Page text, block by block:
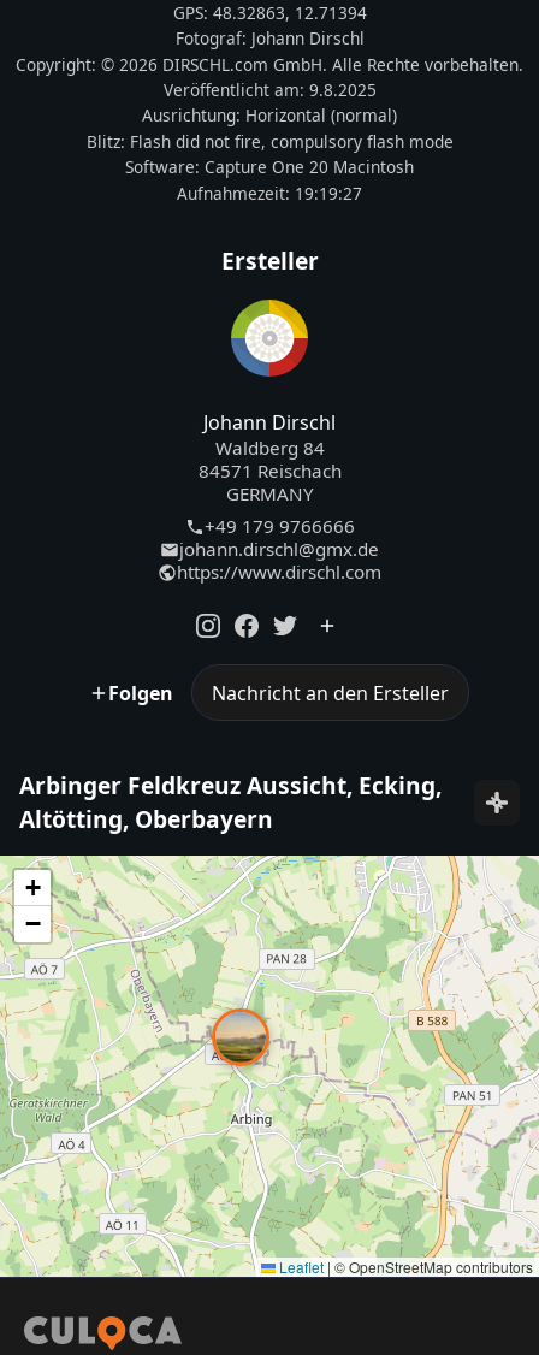
GPS: 48.32863, 12.71394
Fotograf: Johann Dirschl
Copyright: © 2026 DIRSCHL.com GmbH. Alle Rechte vorbehalten.
Veröffentlicht am: 9.8.2025
Ausrichtung: Horizontal (normal)
Blitz: Flash did not fire, compulsory flash mode
Software: Capture One 20 Macintosh
Aufnahmezeit: 19:19:27
Ersteller
Johann Dirschl
Waldberg 84
84571 Reischach
GERMANY
+49 179 9766666
johann.dirschl@gmx.de
https://www.dirschl.com
Folgen Nachricht an den Ersteller
Arbinger Feldkreuz Aussicht, Ecking,
Altötting, Oberbayern
+
−
Leaflet | © OpenStreetMap contributors